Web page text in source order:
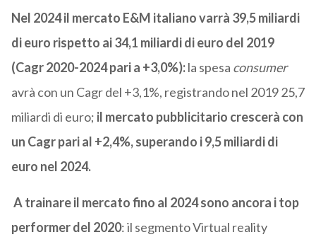
Nel 2024 il mercato E&M italiano varrà 39,5 miliardi
di euro rispetto ai 34,1 miliardi di euro del 2019
(Cagr 2020-2024 pari a +3,0%):la spesa consumer
avrà con un Cagr del +3,1%, registrando nel 2019 25,7
miliardi di euro; il mercato pubblicitario crescerà con
un Cagr pari al +2,4%, superando i 9,5 miliardi di
euro nel 2024.
A trainare il mercato fino al 2024 sono ancora itop
performer del 2020: il segmento Virtual reality